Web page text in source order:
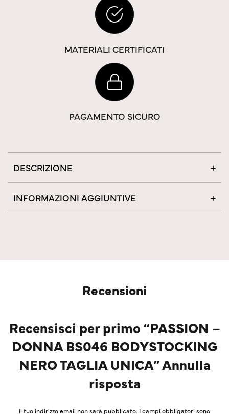
MATERIALI CERTIFICATI
PAGAMENTO SICURO
DESCRIZIONE
INFORMAZIONI AGGIUNTIVE
Recensioni
Recensisci per primo “PASSION –
DONNA BS046 BODYSTOCKING
NERO TAGLIA UNICA” Annulla
risposta
Il tuo indirizzo email non sarà pubblicato. I campi obbligatori sono